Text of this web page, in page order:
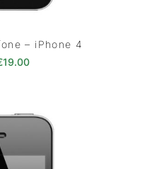
– iPhone 4
preço original era: €39.90.
19.00O preço atual é: